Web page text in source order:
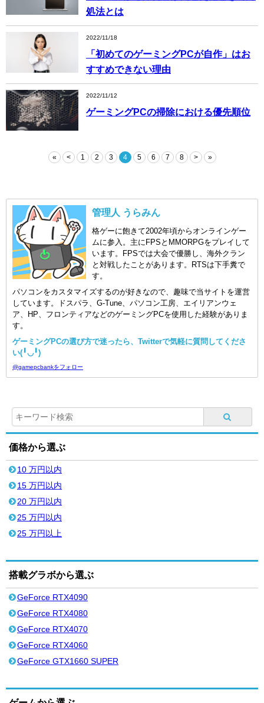
処法とは
2022/11/18
「初めてのゲーミングPCが自作」はお
すすめできない理由
2022/11/12
ゲーミングPCの掃除における優先順位
« < 1 2 3 4 5 6 7 8 > »
管理人 うらみん
格ゲーに飽きて2002年頃からオンラインゲー
ムに参入。主にFPSとMMORPGをプレイして
います。FPSでは大会で優勝し、海外クラン
と対戦したことがあります。RTSは下手糞で
す。
パソコンをカスタマイズするのが好きなので、趣味で当サイトを運営
しています。ドスパラ、G-Tune、パソコン工房、エイリアンウェ
ア、HP、フロンティアなどのゲーミングPCを使用した経験がありま
す。
ゲーミングPCの選び方で迷ったら、Twitterで気軽に質問してくださ
い(╹◡╹)
@gamepcbankをフォロー
価格から選ぶ
10 万円以内
15 万円以内
20 万円以内
25 万円以内
25 万円以上
搭載グラボから選ぶ
GeForce RTX4090
GeForce RTX4080
GeForce RTX4070
GeForce RTX4060
GeForce GTX1660 SUPER